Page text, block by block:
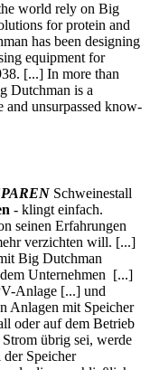
world rely on Big
for protein and
has been designing
equipment for
[...] In more than
Dutchman is a
and unsurpassed know-
Schweinestall
- klingt einfach.
seinen Erfahrungen
verzichten will. [...]
Big Dutchman
Unternehmen [...]
Anlage [...] und
Anlagen mit Speicher
oder auf dem Betrieb
übrig sei, werde
der Speicher